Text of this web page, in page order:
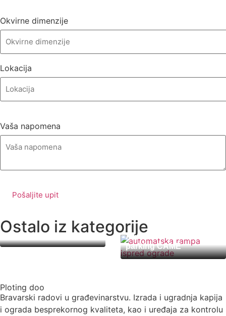
Okvirne dimenzije
Lokacija
Vaša napomena
Pošaljite upit
Ostalo iz kategorije
Parking rampa Dinamix
4000
Automatske rampe za
parking CAME
Ploting doo
Bravarski radovi u građevinarstvu. Izrada i ugradnja kapija
i ograda besprekornog kvaliteta, kao i uređaja za kontrolu